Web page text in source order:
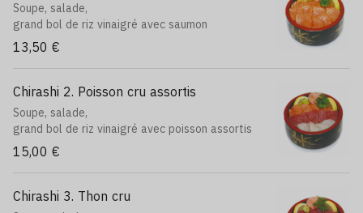
Soupe, salade,
grand bol de riz vinaigré avec saumon
13,50 €
Chirashi 2. Poisson cru assortis
Soupe, salade,
grand bol de riz vinaigré avec poisson assortis
15,00 €
Chirashi 3. Thon cru